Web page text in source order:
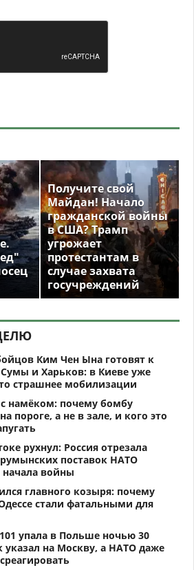
Получите свой
Майдан! Начало
гражданской войны
в США? Трамп
угрожает
протестантам в
случае захвата
госучреждений
Ким Чен Ына готовят к
Сумы и Харьков: в Киеве уже
страшнее мобилизации
намёком: почему бомбу
пороге, а не в зале, и кого это
рухнул: Россия отрезала
румынских поставок НАТО
начала войны
главного козыря: почему
стали фатальными для
101 упала в Польше ночью 30
указал на Москву, а НАТО даже